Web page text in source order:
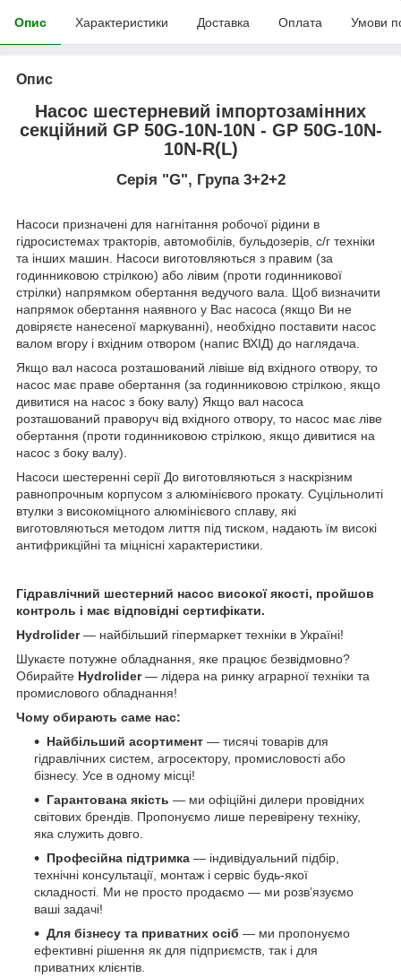
Опис Характеристики Доставка Оплата Умови
Опис
Насос шестерневий імпортозамінних
секційний GP 50G-10N-10N - GP 50G-10N-
10N-R(L)
Серія "G", Група 3+2+2
Насоси призначені для нагнітання робочої рідини в
гідросистемах тракторів, автомобілів, бульдозерів, с/г техніки
та інших машин. Насоси виготовляються з правим (за
годинниковою стрілкою) або лівим (проти годинникової
стрілки) напрямком обертання ведучого вала. Щоб визначити
напрямок обертання наявного у Вас насоса (якщо Ви не
довіряєте нанесеної маркуванні), необхідно поставити насос
валом вгору і вхідним отвором (напис ВХІД) до наглядача.
Якщо вал насоса розташований лівіше від вхідного отвору, то
насос має праве обертання (за годинниковою стрілкою, якщо
дивитися на насос з боку валу) Якщо вал насоса
розташований праворуч від вхідного отвору, то насос має ліве
обертання (проти годинниковою стрілкою, якщо дивитися на
насос з боку валу).
Насоси шестеренні серії До виготовляються з наскрізним
равнопрочным корпусом з алюмінієвого прокату. Суцільнолиті
втулки з високоміцного алюмінієвого сплаву, які
виготовляються методом лиття під тиском, надають їм високі
антифрикційні та міцнісні характеристики.
Гідравлічний шестерний насос високої якості, пройшов
контроль і має відповідні сертифікати.
Hydrolider— найбільший гіпермаркет техніки в Україні!
Шукаєте потужне обладнання, яке працює безвідмовно?
Обирайте Hydrolider— лідера на ринку аграрної техніки та
промислового обладнання!
Чому обирають саме нас:
Найбільший асортимент — тисячі товарів для
гідравлічних систем, агросектору, промисловості або
бізнесу. Усе в одному місці!
Гарантована якість — ми офіційні дилери провідних
світових брендів. Пропонуємо лише перевірену техніку,
яка служить довго.
Професійна підтримка — індивідуальний підбір,
технічні консультації, монтаж і сервіс будь-якої
складності. Ми не просто продаємо — ми розв’язуємо
ваші задачі!
Для бізнесу та приватних осіб — ми пропонуємо
ефективні рішення як для підприємств, так і для
приватних клієнтів.